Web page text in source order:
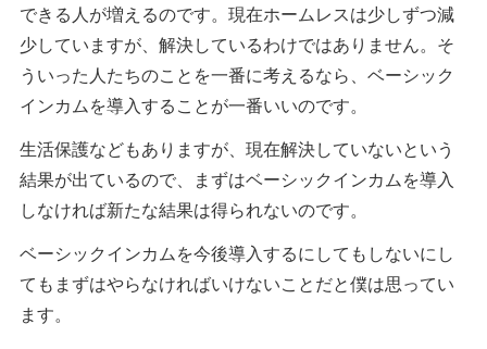
できる人が増えるのです。現在ホームレスは少しずつ減
少していますが、解決しているわけではありません。そ
ういった人たちのことを一番に考えるなら、ベーシック
インカムを導入することが一番いいのです。
生活保護などもありますが、現在解決していないという
結果が出ているので、まずはベーシックインカムを導入
しなければ新たな結果は得られないのです。
ベーシックインカムを今後導入するにしてもしないにし
てもまずはやらなければいけないことだと僕は思ってい
ます。